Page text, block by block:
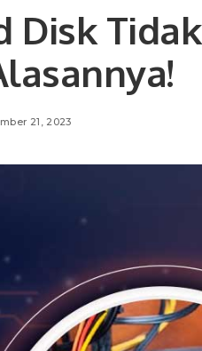
Disk Tidak
21, 2023